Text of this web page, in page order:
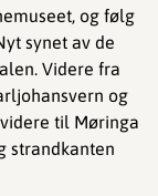
og følg
synet av de
Videre fra
og
til Møringa
strandkanten